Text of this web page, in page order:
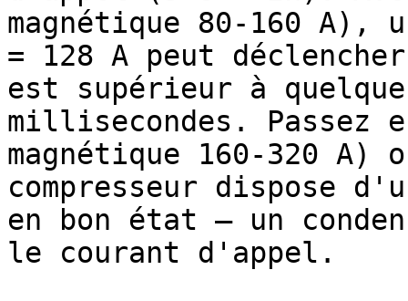
magnétique 80-160 A),
= 128 A peut
est supérieur à
millisecondes. Passez
magnétique 160-320
compresseur dispose
en bon état — un
le courant d'appel.